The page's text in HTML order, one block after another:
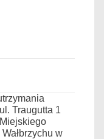
Traugutta 1
w